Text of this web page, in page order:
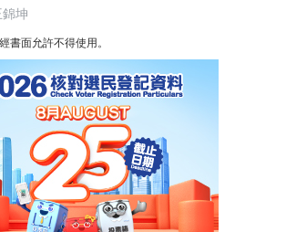
坤
書面允許不得使用。